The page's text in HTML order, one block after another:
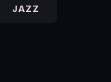
JAZZ